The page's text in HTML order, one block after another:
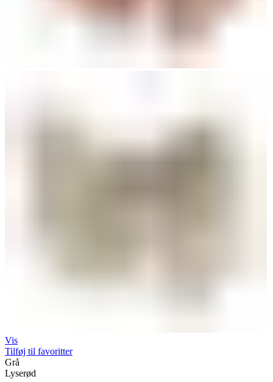
Vis
Tilføj til favoritter
Grå
Lyserød